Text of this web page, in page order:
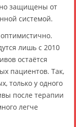
защищены от
системой.
лишь с 2010
остаётся
пациентов. Так,
только у одного
после терапии
легче